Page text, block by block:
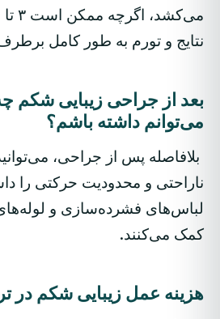
نتایج و تورم به طور کامل
بعد از جراحی زیبایی شکم
می‌توانم داشته باشم؟
بلافاصله پس از جراحی،
ناراحتی و محدودیت حرکتی را
لباس‌های فشرده‌سازی و لوله‌های
کمک می‌کنند.
هزینه عمل زیبایی شکم در